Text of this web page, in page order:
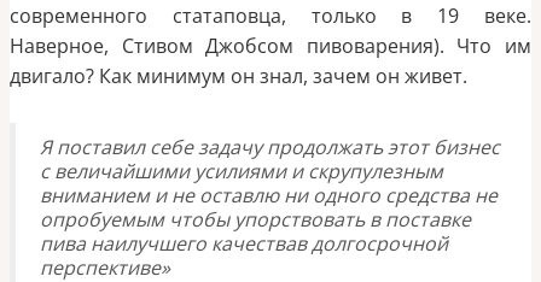
современного статаповца, только в 19 веке.
Наверное, Стивом Джобсом пивоварения). Что им
двигало? Как минимум он знал, зачем он живет.
Я поставил себе задачу продолжать этот бизнес
с величайшими усилиями и скрупулезным
вниманием и не оставлю ни одного средства не
опробуемым чтобы упорствовать в поставке
пива наилучшего качествав долгосрочной
перспективе»